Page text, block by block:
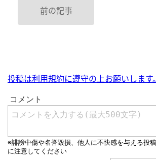
前の記事
投稿は利用規約に遵守の上お願いします。